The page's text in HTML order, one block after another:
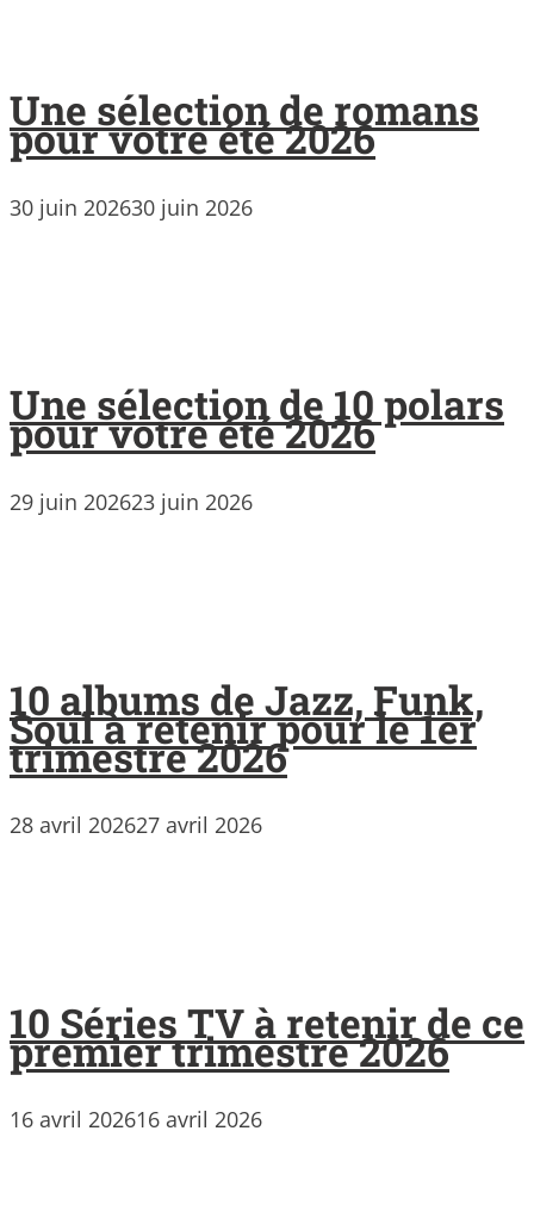
Une sélection de romans
pour votre été 2026
30 juin 202630 juin 2026
Une sélection de 10 polars
pour votre été 2026
29 juin 202623 juin 2026
10 albums de Jazz, Funk,
Soul à retenir pour le 1er
trimestre 2026
28 avril 202627 avril 2026
10 Séries TV à retenir de ce
premier trimestre 2026
16 avril 202616 avril 2026